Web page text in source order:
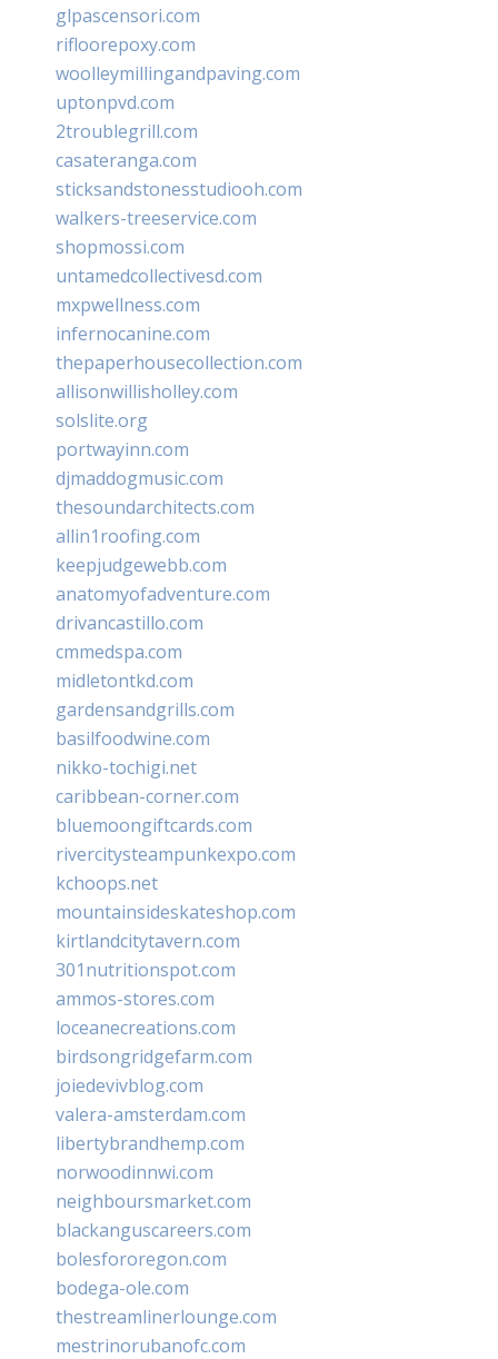
glpascensori.com
rifloorepoxy.com
woolleymillingandpaving.com
uptonpvd.com
2troublegrill.com
casateranga.com
sticksandstonesstudiooh.com
walkers-treeservice.com
shopmossi.com
untamedcollectivesd.com
mxpwellness.com
infernocanine.com
thepaperhousecollection.com
allisonwillisholley.com
solslite.org
portwayinn.com
djmaddogmusic.com
thesoundarchitects.com
allin1roofing.com
keepjudgewebb.com
anatomyofadventure.com
drivancastillo.com
cmmedspa.com
midletontkd.com
gardensandgrills.com
basilfoodwine.com
nikko-tochigi.net
caribbean-corner.com
bluemoongiftcards.com
rivercitysteampunkexpo.com
kchoops.net
mountainsideskateshop.com
kirtlandcitytavern.com
301nutritionspot.com
ammos-stores.com
loceanecreations.com
birdsongridgefarm.com
joiedevivblog.com
valera-amsterdam.com
libertybrandhemp.com
norwoodinnwi.com
neighboursmarket.com
blackanguscareers.com
bolesfororegon.com
bodega-ole.com
thestreamlinerlounge.com
mestrinorubanofc.com